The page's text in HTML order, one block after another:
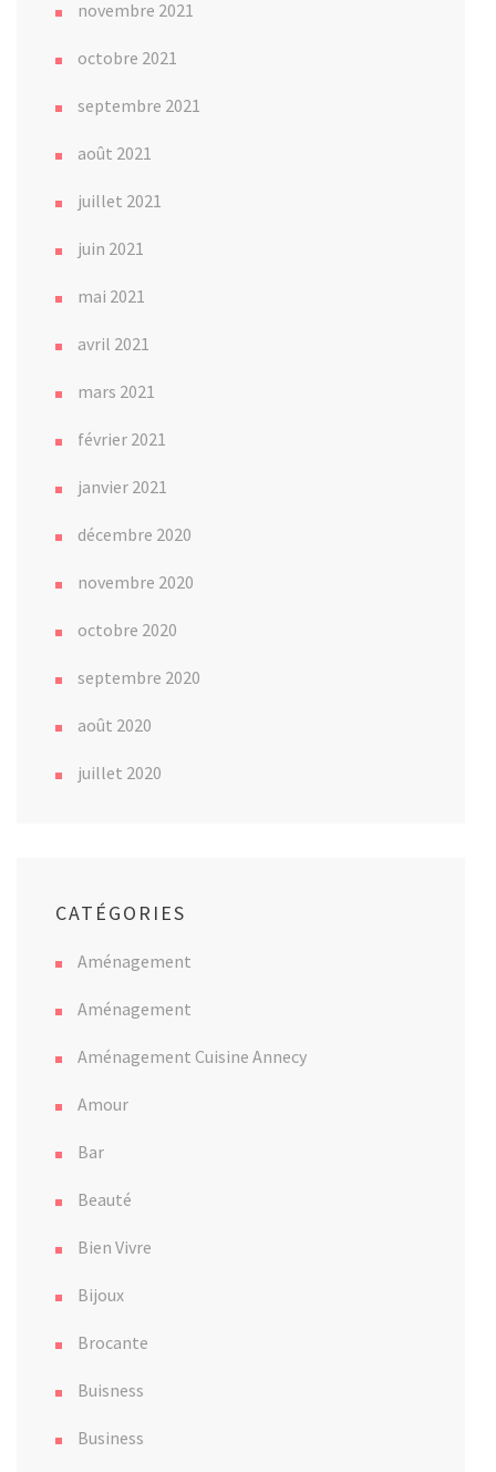
novembre 2021
octobre 2021
septembre 2021
août 2021
juillet 2021
juin 2021
mai 2021
avril 2021
mars 2021
février 2021
janvier 2021
décembre 2020
novembre 2020
octobre 2020
septembre 2020
août 2020
juillet 2020
CATÉGORIES
Aménagement
Aménagement
Aménagement Cuisine Annecy
Amour
Bar
Beauté
Bien Vivre
Bijoux
Brocante
Buisness
Business